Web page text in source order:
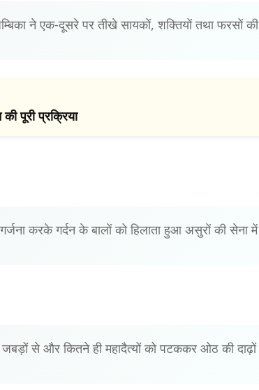
ने एक-दूसरे पर तीखे सायकों, शक्तियों तथा फरसों की
पूरी प्रक्रिया
करके गर्दन के बालों को हिलाता हुआ असुरों की सेना में
से और कितने ही महादैत्यों को पटककर ओठ की दाढ़ों